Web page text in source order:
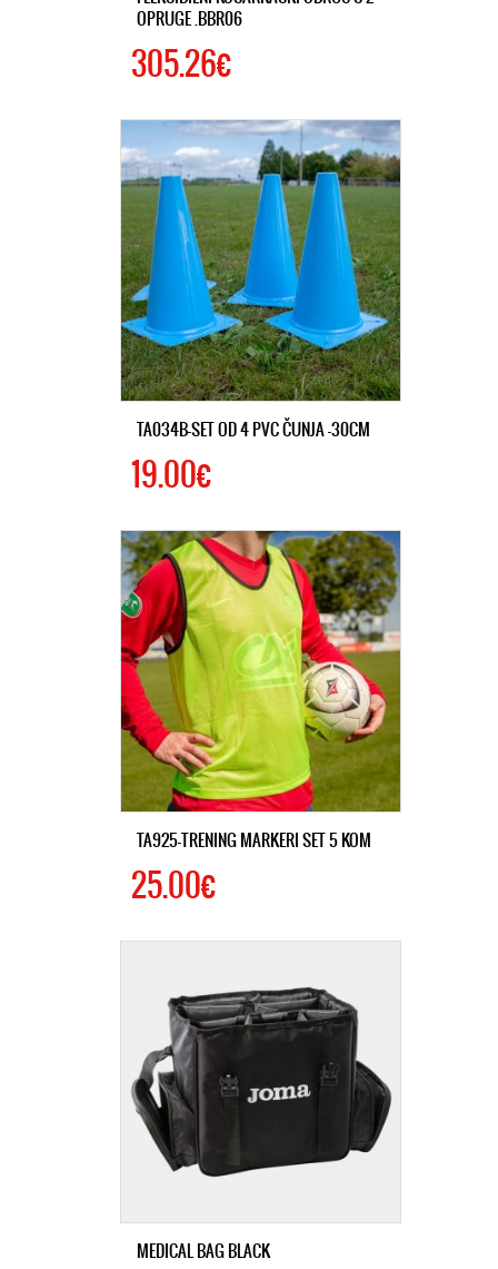
OPRUGE .BBR06
305.26€
TA034B-SET OD 4 PVC ČUNJA -30CM
19.00€
TA925-TRENING MARKERI SET 5 KOM
25.00€
MEDICAL BAG BLACK